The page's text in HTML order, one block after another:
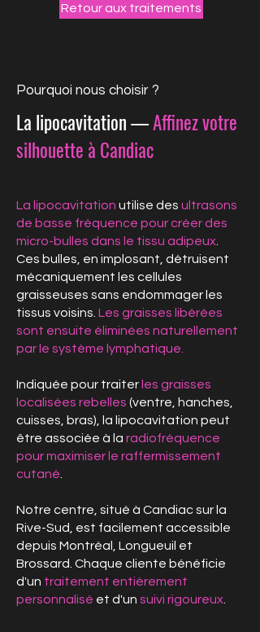
Retour aux traitements
Pourquoi nous choisir ?
La lipocavitation —Affinez votre
silhouette à Candiac
La lipocavitation utilise des ultrasons
de basse fréquence pour créer des
micro-bulles dans le tissu adipeux
Ces bulles, en implosant, détruisent
mécaniquement les cellules
graisseuses sans endommager les
tissus voisins. Les graisses libérées
sont ensuite éliminées naturellement
par le système lymphatique.
Indiquée pour traiter les graisses
localisées rebelles (ventre, hanches,
cuisses, bras), la lipocavitation peut
être associée à la radiofréquence
pour maximiser le raffermissement
cutané
Notre centre, situé à Candiac sur la
Rive-Sud, est facilement accessible
depuis Montréal, Longueuil et
Brossard. Chaque cliente bénéficie
d'un traitement entièrement
personnalisé et d'un suivi rigoureux